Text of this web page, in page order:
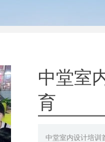
中堂室
育
中堂室内设计培训